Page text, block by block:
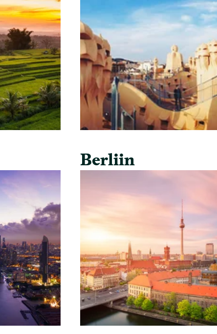
Berliin